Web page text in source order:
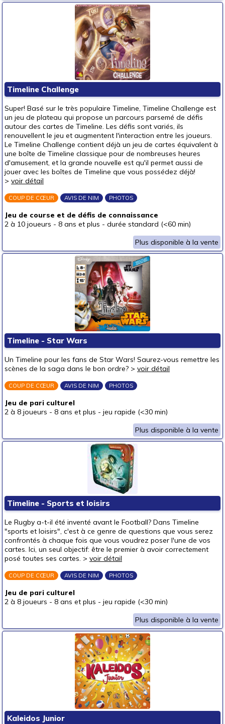
Timeline Challenge
Super! Basé sur le très populaire Timeline, Timeline Challenge est
un jeu de plateau qui propose un parcours parsemé de défis
autour des cartes de Timeline. Les défis sont variés, ils
renouvellent le jeu et augmentent l'interaction entre les joueurs.
Le Timeline Challenge contient déjà un jeu de cartes équivalent à
une boîte de Timeline classique pour de nombreuses heures
d'amusement, et la grande nouvelle est qu'il permet aussi de
jouer avec les boîtes de Timeline que vous possédez déjà!
> voir détail
COUP DE CŒUR AVIS DE NIM PHOTOS
Jeu de course et de défis de connaissance
2 à 10 joueurs - 8 ans et plus - durée standard (<60 min)
Plus disponible à la vente
Timeline - Star Wars
Un Timeline pour les fans de Star Wars! Saurez-vous remettre les
scènes de la saga dans le bon ordre? > voir détail
COUP DE CŒUR AVIS DE NIM PHOTOS
Jeu de pari culturel
2 à 8 joueurs - 8 ans et plus - jeu rapide (<30 min)
Plus disponible à la vente
Timeline - Sports et loisirs
Le Rugby a-t-il été inventé avant le Football? Dans Timeline
"sports et loisirs", c'est à ce genre de questions que vous serez
confrontés à chaque fois que vous voudrez poser l'une de vos
cartes. Ici, un seul objectif: être le premier à avoir correctement
posé toutes ses cartes. > voir détail
COUP DE CŒUR AVIS DE NIM PHOTOS
Jeu de pari culturel
2 à 8 joueurs - 8 ans et plus - jeu rapide (<30 min)
Plus disponible à la vente
Kaleidos Junior